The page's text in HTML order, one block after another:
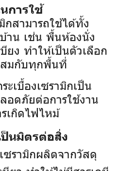
การใช้
กสามารถใช้ได้ทั้ง
าน เช่น พื้นห้องนั่ง
ยง ทำให้เป็นตัวเลือก
สมกับทุกพื้นที่
ะเบื้องเซรามิกเป็น
ดภัยต่อการใช้งาน
เกิดไฟไหม้
ป็นมิตรต่อสิ่ง
ซรามิกผลิตจากวัสดุ